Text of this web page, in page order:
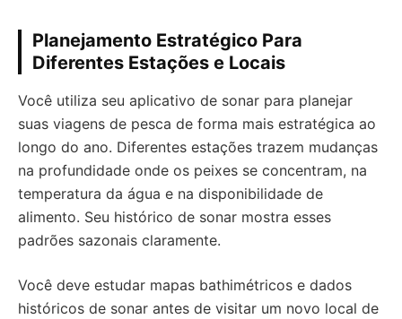
Planejamento Estratégico Para
Diferentes Estações e Locais
Você utiliza seu aplicativo de sonar para planejar
suas viagens de pesca de forma mais estratégica ao
longo do ano. Diferentes estações trazem mudanças
na profundidade onde os peixes se concentram, na
temperatura da água e na disponibilidade de
alimento. Seu histórico de sonar mostra esses
padrões sazonais claramente.
Você deve estudar mapas bathimétricos e dados
históricos de sonar antes de visitar um novo local de